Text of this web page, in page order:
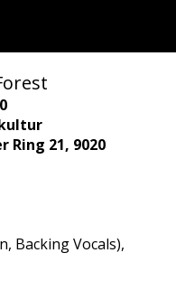
Ring 21, 9020
Backing Vocals),